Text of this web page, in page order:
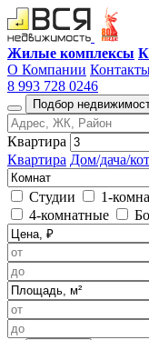
Жилые комплексы
О Компании
8 993 728 0246
Подбор
Квартира
Квартира Дом/дача/
Студии 1-
4-комнатные